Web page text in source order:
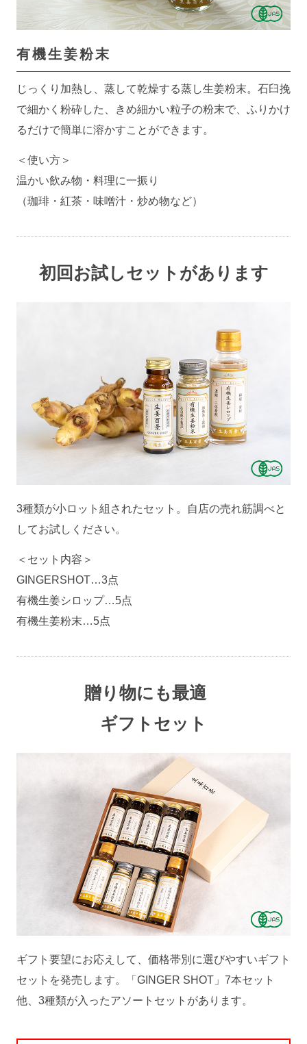
有機生姜粉末
じっくり加熱し、蒸して乾燥する蒸し生姜粉末。石臼挽
で細かく粉砕した、きめ細かい粒子の粉末で、ふりかけ
るだけで簡単に溶かすことができます。
＜使い方＞
温かい飲み物・料理に一振り
（珈琲・紅茶・味噌汁・炒め物など）
初回お試しセットがあります
3種類が小ロット組されたセット。自店の売れ筋調べと
してお試しください。
＜セット内容＞
GINGERSHOT…3点
有機生姜シロップ…5点
有機生姜粉末…5点
贈り物にも最適
ギフトセット
ギフト要望にお応えして、価格帯別に選びやすいギフト
セットを発売します。「GINGER SHOT」7本セット
他、3種類が入ったアソートセットがあります。